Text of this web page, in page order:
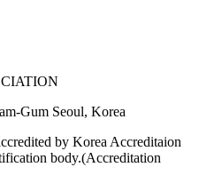
Gum Seoul, Korea
by Korea Accreditaion
body.(Accreditation